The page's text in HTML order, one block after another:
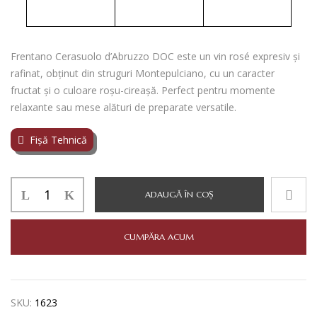
Frentano Cerasuolo d’Abruzzo DOC este un vin rosé expresiv și
rafinat, obținut din struguri Montepulciano, cu un caracter
fructat și o culoare roșu-cireașă. Perfect pentru momente
relaxante sau mese alături de preparate versatile.
Fișă Tehnică
FRENTANO
CERASUOLO
DOC
ADAUGĂ ÎN COȘ
CUMPĂRA ACUM
SKU: 1623